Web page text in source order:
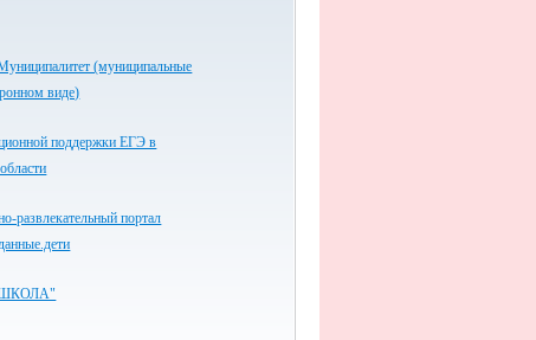
(муниципальные
виде)
поддержки ЕГЭ в
развлекательный портал